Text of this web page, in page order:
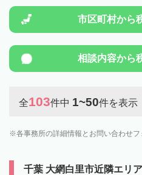
市区町村から
相談内容から
全103件中 1~50件を表示
各事務所の詳細情報とお問い合わせ
千葉 大網白里市近隣エリ